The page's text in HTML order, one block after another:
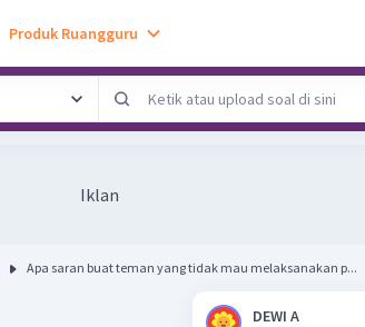
Produk Ruangguru
Iklan
Apa saran buat teman yang tidak mau melaksanakan p...
DEWI A